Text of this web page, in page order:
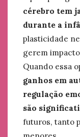
cérebro tem
durante a
plasticidade
gerem
Quando essa
ganhos em
regulação
são
futuros, tanto